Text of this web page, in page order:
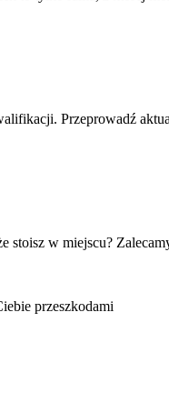
Przeprowadź
stoisz w miejscu?
przeszkodami